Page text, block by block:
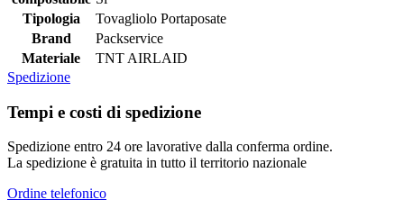
Tipologia
Tovagliolo Portaposate
Brand
Packservice
Materiale
TNT AIRLAID
Spedizione
Tempi e costi di spedizione
Spedizione entro 24 ore lavorative dalla conferma ordine.
La spedizione è gratuita in tutto il territorio nazionale
Ordine telefonico